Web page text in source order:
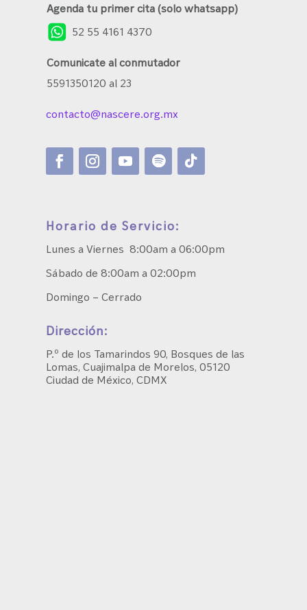
Agenda tu primer cita (solo whatsapp)
52 55 4161 4370
Comunicate al conmutador
5591350120 al 23
contacto@nascere.org.mx
Horario de Servicio:
Lunes a Viernes 8:00am a 06:00pm
Sábado de 8:00am a 02:00pm
Domingo – Cerrado
Dirección:
P.º de los Tamarindos 90, Bosques de las
Lomas, Cuajimalpa de Morelos, 05120
Ciudad de México, CDMX